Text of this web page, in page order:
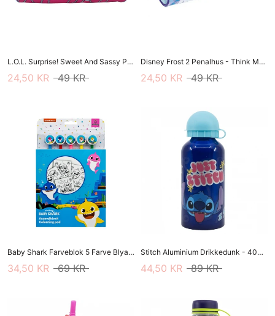
L.O.L. Surprise! Sweet And Sassy Penalhus
24,50 KR 49 KR
Disney Frost 2 Penalhus - Think Magic
24,50 KR 49 KR
Baby Shark Farveblok 5 Farve Blyanter
34,50 KR 69 KR
Stitch Aluminium Drikkedunk - 400 Ml
44,50 KR 89 KR